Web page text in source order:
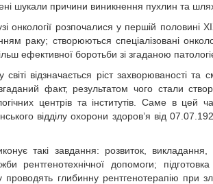
шукали причини виникнення пухлин та
онкології розпочалися у першій половині
раку; створюються спеціалізовані
ефективної боротьби зі згаданою
відзначається ріст захворюваності та
факт, результатом чого стали
центрів та інститутів. Саме в цей
відділу охорони здоров’я від
такі завдання: розвиток, викладання,
рентгенотехнічної допомоги;
проводять глибинну рентгено­терапію при